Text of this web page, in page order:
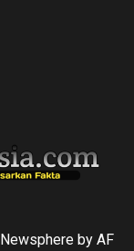
Newsphereby AF